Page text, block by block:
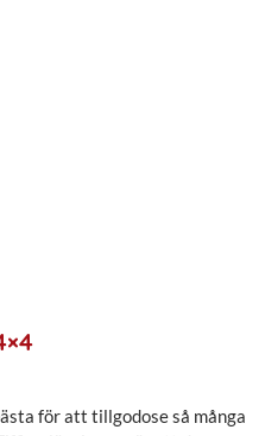
för att tillgodose så många